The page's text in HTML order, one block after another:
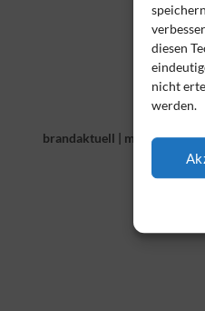
diesen
nicht
werden.
brandaktuell | mit vielen